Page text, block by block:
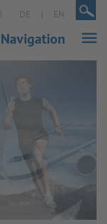
DE | EN |
Navigation